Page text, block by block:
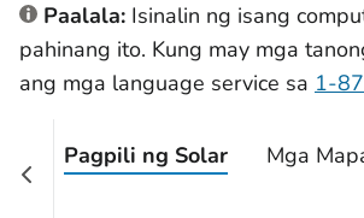
Paalala: Isinalin ng isang
pahinang ito. Kung may mga
ang mga language service sa 1-
Pagpili ng Solar Mga